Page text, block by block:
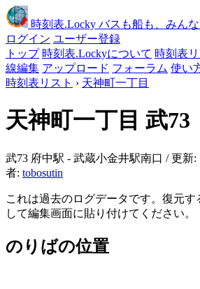
時刻表.Locky バスも船も、みん
ログイン ユーザー登録
トップ 時刻表.Lockyについて 時刻表リ
線編集 アップロード フォーラム 使い
時刻表リスト › 天神町一丁目
天神町一丁目 武
武73 府中駅 - 武蔵小金井駅南口 / 更新:
者: tobosutin
これは過去のログデータです。復元
して編集画面に貼り付けてください。
のりばの位置